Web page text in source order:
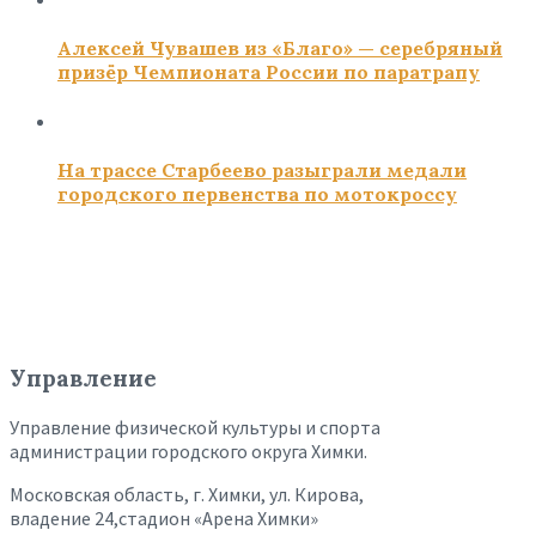
Алексей Чувашев из «Благо» — серебряный
призёр Чемпионата России по паратрапу
На трассе Старбеево разыграли медали
городского первенства по мотокроссу
Управление
Управление физической культуры и спорта
администрации городского округа Химки.
Московская область, г. Химки, ул. Кирова,
владение 24,стадион «Арена Химки»